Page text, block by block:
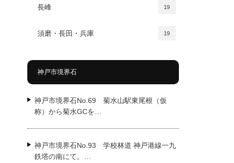
長峰 19
須磨・長田・兵庫 19
神戸市境界石
神戸市境界石No.69 菊水山駅東尾根（仮
称）から菊水GCを…
神戸市境界石No.93 学校林道 神戸港線一九
鉄塔の南にて。…